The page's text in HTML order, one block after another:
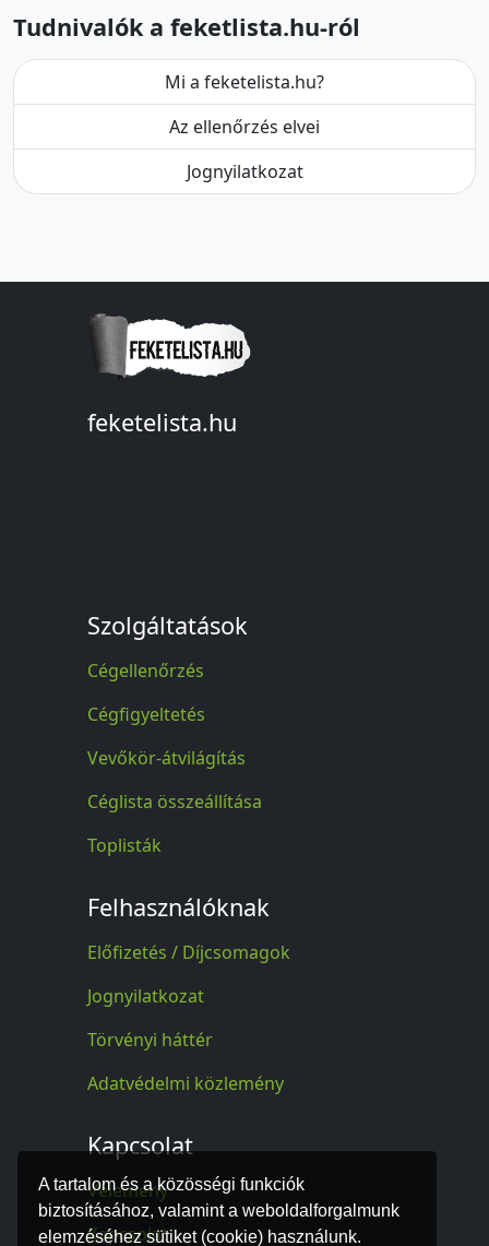
A tartalom és a közösségi funkciók
biztosításához, valamint a weboldalforgalmunk
elemzéséhez sütiket (cookie) használunk.
Tudnivalók a feketlista.hu-ról
Mi a feketelista.hu?
Az ellenőrzés elvei
Jognyilatkozat
feketelista.hu
Szolgáltatások
Cégellenőrzés
Cégfigyeltetés
Vevőkör-átvilágítás
Céglista összeállítása
Toplisták
Felhasználóknak
Előfizetés / Díjcsomagok
Jognyilatkozat
Törvényi háttér
Adatvédelmi közlemény
Kapcsolat
Vélemény
Kapcsolat